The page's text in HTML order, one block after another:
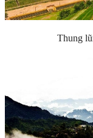
Thung